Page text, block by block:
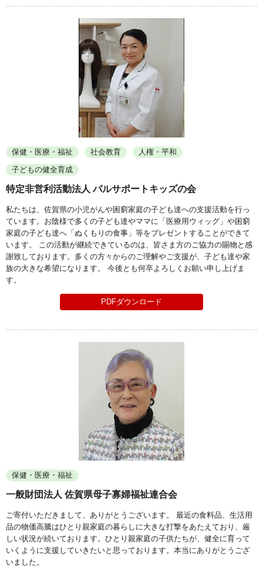
保健・医療・福祉 社会教育
人権・平和
子どもの健全育成
特定非営利活動法人 パルサポートキッズの会
私たちは、佐賀県の小児がんや困窮家庭の子ども達への支援活動を行っ
ています。お陰様で多くの子ども達やママに「医療用ウィッグ」や困窮
家庭の子ども達へ「ぬくもりの食事」等をプレゼントすることができて
います。 この活動が継続できているのは、皆さま方のご協力の賜物と感
謝致しております。多くの方々からのご理解やご支援が、子ども達や家
族の大きな希望になります。 今後とも何卒よろしくお願い申し上げま
す。
PDFダウンロード
保健・医療・福祉
一般財団法人 佐賀県母子寡婦福祉連合会
ご寄付いただきまして、ありがとうございます。 最近の食料品、生活用
品の物価高騰はひとり親家庭の暮らしに大きな打撃をあたえており、厳
しい状況が続いております。ひとり親家庭の子供たちが、健全に育って
いくように支援していきたいと思っております。本当にありがとうござ
いました。